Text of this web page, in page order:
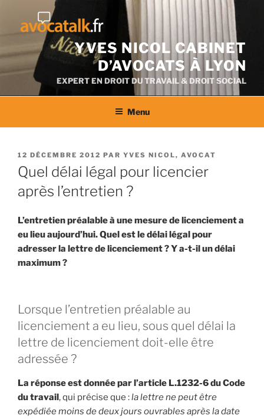
contenu
YVES NICOL CABINET
D’AVOCATS À LYON
EXPERT EN DROIT DU TRAVAIL & DROIT SOCIAL
Menu
PUBLIÉ
LE
12 DÉCEMBRE 2012 PAR YVES NICOL, AVOCAT
Quel délai légal pour licencier
après l’entretien ?
L’entretien préalable à une mesure de licenciement a
eu lieu aujourd’hui. Quel est le délai légal pour
adresser la lettre de licenciement ? Y a-t-il un délai
maximum ?
Lorsque l’entretien préalable au
licenciement a eu lieu, sous quel délai la
lettre de licenciement doit-elle être
adressée ?
La réponse est donnée par l’article L.1232-6 du Code
du travail, qui précise que :la lettre ne peut être
expédiée moins de deux jours ouvrables après la date